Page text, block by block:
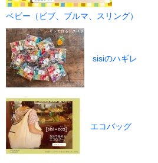
ベビー（ビブ、ブルマ、スリング）
sisiのハギレ
エコバッグ